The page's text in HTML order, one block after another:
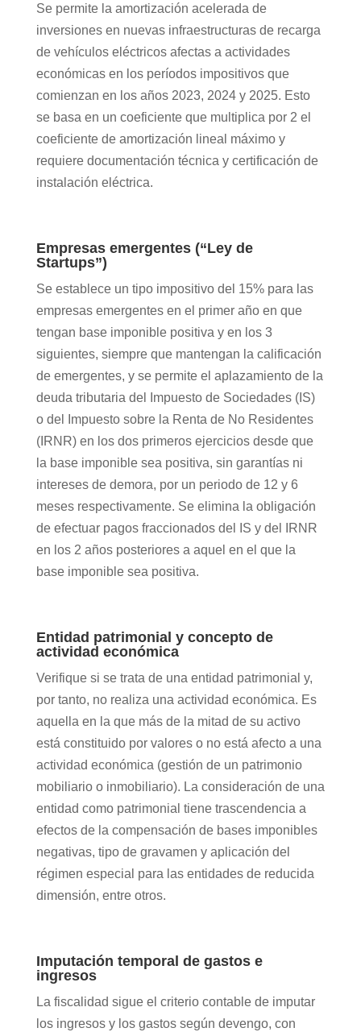
Se permite la amortización acelerada de
inversiones en nuevas infraestructuras de recarga
de vehículos eléctricos afectas a actividades
económicas en los períodos impositivos que
comienzan en los años 2023, 2024 y 2025. Esto
se basa en un coeficiente que multiplica por 2 el
coeficiente de amortización lineal máximo y
requiere documentación técnica y certificación de
instalación eléctrica.
Empresas emergentes (“Ley de
Startups”)
Se establece un tipo impositivo del 15% para las
empresas emergentes en el primer año en que
tengan base imponible positiva y en los 3
siguientes, siempre que mantengan la calificación
de emergentes, y se permite el aplazamiento de la
deuda tributaria del Impuesto de Sociedades (IS)
o del Impuesto sobre la Renta de No Residentes
(IRNR) en los dos primeros ejercicios desde que
la base imponible sea positiva, sin garantías ni
intereses de demora, por un periodo de 12 y 6
meses respectivamente. Se elimina la obligación
de efectuar pagos fraccionados del IS y del IRNR
en los 2 años posteriores a aquel en el que la
base imponible sea positiva.
Entidad patrimonial y concepto de
actividad económica
Verifique si se trata de una entidad patrimonial y,
por tanto, no realiza una actividad económica. Es
aquella en la que más de la mitad de su activo
está constituido por valores o no está afecto a una
actividad económica (gestión de un patrimonio
mobiliario o inmobiliario). La consideración de una
entidad como patrimonial tiene trascendencia a
efectos de la compensación de bases imponibles
negativas, tipo de gravamen y aplicación del
régimen especial para las entidades de reducida
dimensión, entre otros.
Imputación temporal de gastos e
ingresos
La fiscalidad sigue el criterio contable de imputar
los ingresos y los gastos según devengo, con